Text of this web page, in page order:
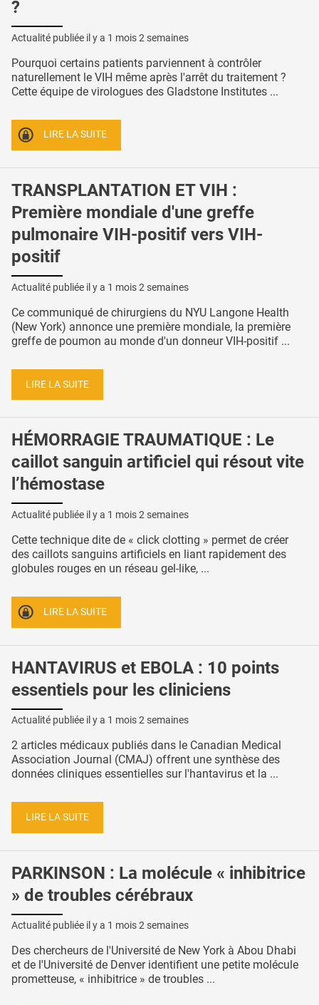
?
Actualité publiée il y a 1 mois 2 semaines
Pourquoi certains patients parviennent à contrôler
naturellement le VIH même après l'arrêt du traitement ?
Cette équipe de virologues des Gladstone Institutes ...
LIRE LA SUITE
TRANSPLANTATION ET VIH :
Première mondiale d'une greffe
pulmonaire VIH-positif vers VIH-
positif
Actualité publiée il y a 1 mois 2 semaines
Ce communiqué de chirurgiens du NYU Langone Health
(New York) annonce une première mondiale, la première
greffe de poumon au monde d'un donneur VIH-positif ...
LIRE LA SUITE
HÉMORRAGIE TRAUMATIQUE : Le
caillot sanguin artificiel qui résout vite
l’hémostase
Actualité publiée il y a 1 mois 2 semaines
Cette technique dite de « click clotting » permet de créer
des caillots sanguins artificiels en liant rapidement des
globules rouges en un réseau gel-like, ...
LIRE LA SUITE
HANTAVIRUS et EBOLA : 10 points
essentiels pour les cliniciens
Actualité publiée il y a 1 mois 2 semaines
2 articles médicaux publiés dans le Canadian Medical
Association Journal (CMAJ) offrent une synthèse des
données cliniques essentielles sur l'hantavirus et la ...
LIRE LA SUITE
PARKINSON : La molécule « inhibitrice
» de troubles cérébraux
Actualité publiée il y a 1 mois 2 semaines
Des chercheurs de l'Université de New York à Abou Dhabi
et de l'Université de Denver identifient une petite molécule
prometteuse, « inhibitrice » de troubles ...